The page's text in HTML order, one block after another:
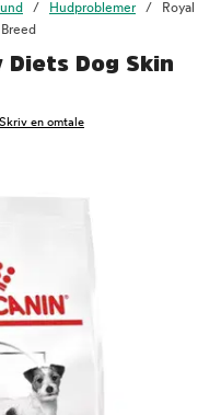
Hudproblemer
Royal
Dog Skin
Skriv en omtale